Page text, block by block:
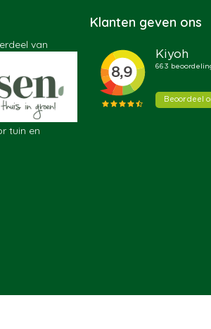
van
tuin en
Klanten geven ons